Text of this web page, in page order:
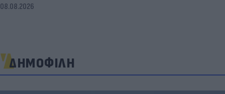
08.08.2026
ΔΗΜΟΦΙΛΗ